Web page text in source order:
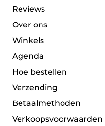
Reviews
Over ons
Winkels
Agenda
Hoe bestellen
Verzending
Betaalmethoden
Verkoopsvoorwaarden